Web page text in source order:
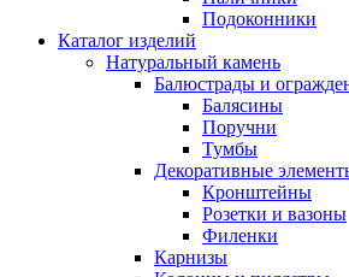
Подоконники
Каталог изделий
Натуральный камень
Балюстрады и
Балясины
Поручни
Тумбы
Декоративные
Кронштейны
Розетки и вазоны
Филенки
Карнизы